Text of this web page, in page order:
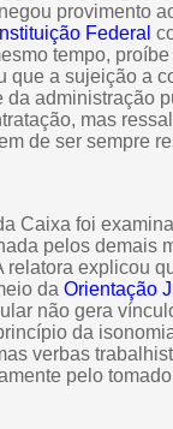
provimento
Federal
tempo,
que a sujeição a
da administração
mas
de ser sempre
Caixa foi
pelos demais
explicou
da Orientação
não gera
da
verbas
pelo